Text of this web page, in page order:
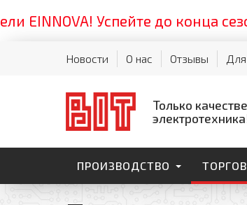
Успейте до конца
Новости О нас Отзывы
Только
ПРОИЗВОДСТВО